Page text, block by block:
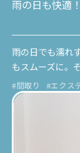
雨の日も快適
雨の日でも濡れ
もスムーズに。
#間取り #エクス